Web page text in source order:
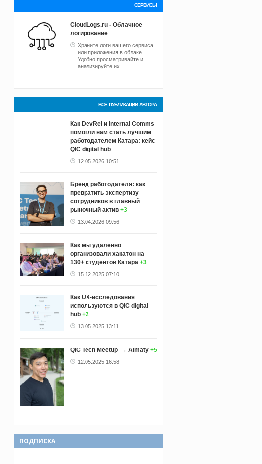
СЕРВИСЫ
CloudLogs.ru - Облачное
логирование
Храните логи вашего сервиса
или приложения в облаке.
Удобно просматривайте и
анализируйте их.
ВСЕ ПУБЛИКАЦИИ АВТОРА
Как DevRel и Internal Comms
помогли нам стать лучшим
работодателем Катара: кейс
QIC digital hub
12.05.2026 10:51
Бренд работодателя: как
превратить экспертизу
сотрудников в главный
рыночный актив +3
13.04.2026 09:56
Как мы удаленно
организовали хакатон на
130+ студентов Катара +3
15.12.2025 07:10
Как UX-исследования
используются в QIC digital
hub +2
13.05.2025 13:11
QIC Tech Meetup → Almaty +5
12.05.2025 16:58
ПОДПИСКА